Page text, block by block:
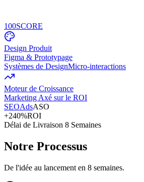
100SCORE
Design Produit
Figma & Prototypage
Systèmes de DesignMicro-interactions
Moteur de Croissance
Marketing Axé sur le ROI
SEOAdsASO
+240%ROI
Délai de Livraison 8 Semaines
Notre Processus
De l'idée au lancement en 8 semaines.